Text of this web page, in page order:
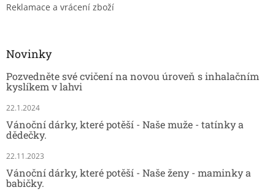
Reklamace a vrácení zboží
Novinky
Pozvedněte své cvičení na novou úroveň s inhalačním
kyslíkem v lahvi
22.1.2024
Vánoční dárky, které potěší - Naše muže - tatínky a
dědečky.
22.11.2023
Vánoční dárky, které potěší - Naše ženy - maminky a
babičky.